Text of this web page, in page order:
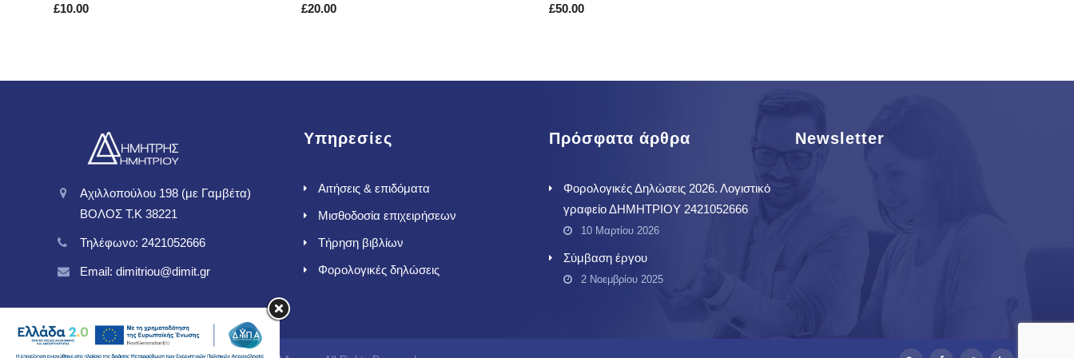
£10.00
ΚΑΛΆΘΙ
£20.00
ΚΑΛΆΘΙ
£50.00
Αχιλλοπούλου 198 (με Γαμβέτα)
ΒΟΛΟΣ T.K 38221
Τηλέφωνο: 2421052666
Email: dimitriou@dimit.gr
Υπηρεσίες
Αιτήσεις & επιδόματα
Μισθοδοσία επιχειρήσεων
Τήρηση βιβλίων
Φορολογικές δηλώσεις
Πρόσφατα άρθρα
Φορολογικές Δηλώσεις 2026. Λογιστικό
γραφείο ΔΗΜΗΤΡΙΟΥ 2421052666
10 Μαρτίου 2026
Σύμβαση έργου
2 Νοεμβρίου 2025
Newsletter